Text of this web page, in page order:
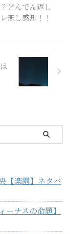
どんでん返し
無し感想！！
【楽園】ネタバ
ナスの命題】